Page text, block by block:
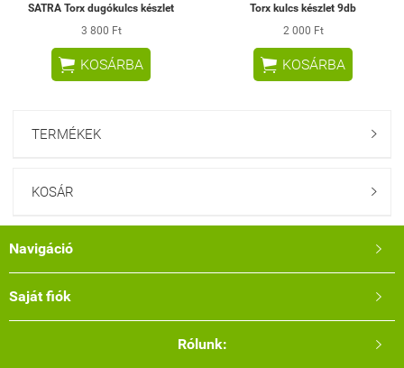
SATRA Torx dugókulcs készlet
3 800 Ft
 KOSÁRBA
Torx kulcs készlet 9db
2 000 Ft
 KOSÁRBA
TERMÉKEK 
KOSÁR 
Navigáció 
Saját fiók 
Rólunk: 